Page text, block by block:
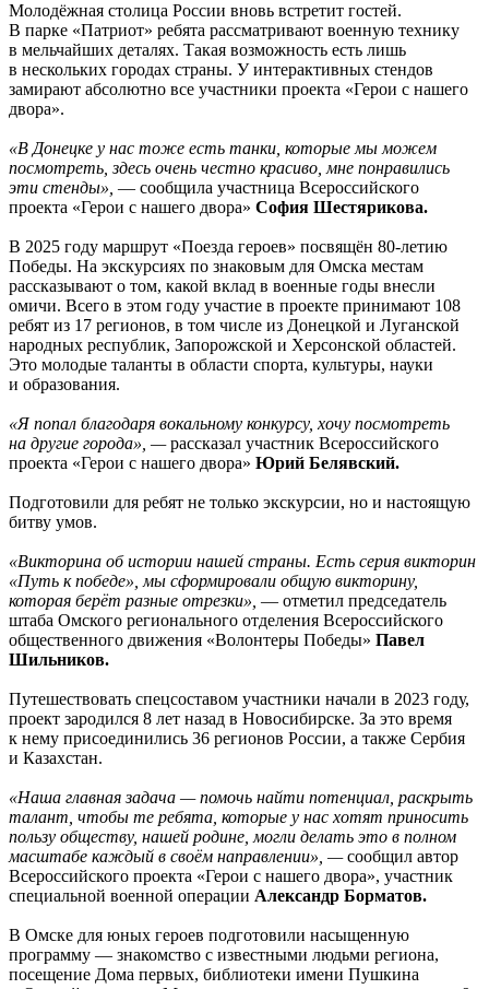
Молодёжная столица России вновь встретит гостей.
В парке «Патриот» ребята рассматривают военную технику
в мельчайших деталях. Такая возможность есть лишь
в нескольких городах страны. У интерактивных стендов
замирают абсолютно все участники проекта «Герои с нашего
двора».
«В Донецке у нас тоже есть танки, которые мы можем
посмотреть, здесь очень честно красиво, мне понравились
эти стенды», — сообщила участница Всероссийского
проекта «Герои с нашего двора» София Шестярикова.
В 2025 году маршрут «Поезда героев» посвящён 80-летию
Победы. На экскурсиях по знаковым для Омска местам
рассказывают о том, какой вклад в военные годы внесли
омичи. Всего в этом году участие в проекте принимают 108
ребят из 17 регионов, в том числе из Донецкой и Луганской
народных республик, Запорожской и Херсонской областей.
Это молодые таланты в области спорта, культуры, науки
и образования.
«Я попал благодаря вокальному конкурсу, хочу посмотреть
на другие города», —рассказал участник Всероссийского
проекта «Герои с нашего двора» Юрий Белявский.
Подготовили для ребят не только экскурсии, но и настоящую
битву умов.
«Викторина об истории нашей страны. Есть серия викторин
«Путь к победе», мы сформировали общую викторину,
которая берёт разные отрезки», — отметил председатель
штаба Омского регионального отделения Всероссийского
общественного движения «Волонтеры Победы» Павел
Шильников.
Путешествовать спецсоставом участники начали в 2023 году,
проект зародился 8 лет назад в Новосибирске. За это время
к нему присоединились 36 регионов России, а также Сербия
и Казахстан.
«Наша главная задача — помочь найти потенциал, раскрыть
талант, чтобы те ребята, которые у нас хотят приносить
пользу обществу, нашей родине, могли делать это в полном
масштабе каждый в своём направлении», —сообщил автор
Всероссийского проекта «Герои с нашего двора», участник
специальной военной операции Александр Борматов.
В Омске для юных героев подготовили насыщенную
программу — знакомство с известными людьми региона,
посещение Дома первых, библиотеки имени Пушкина